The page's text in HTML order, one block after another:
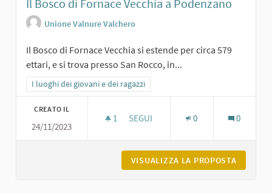
Il Bosco di Fornace Vecchia a Podenzano
Unione Valnure Valchero
Il Bosco di Fornace Vecchia si estende per circa 579
ettari, e si trova presso San Rocco, in...
Filtra i risultati per categoria: I luoghi dei giovani e dei ragazzi
I luoghi dei giovani e dei ragazzi
CREATO IL
24/11/2023
1 1 SOSTENITORI
SEGUI 0 0
VISUALIZZA LA PROPOSTA